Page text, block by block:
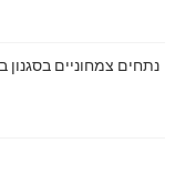
נתחים צמחוניים